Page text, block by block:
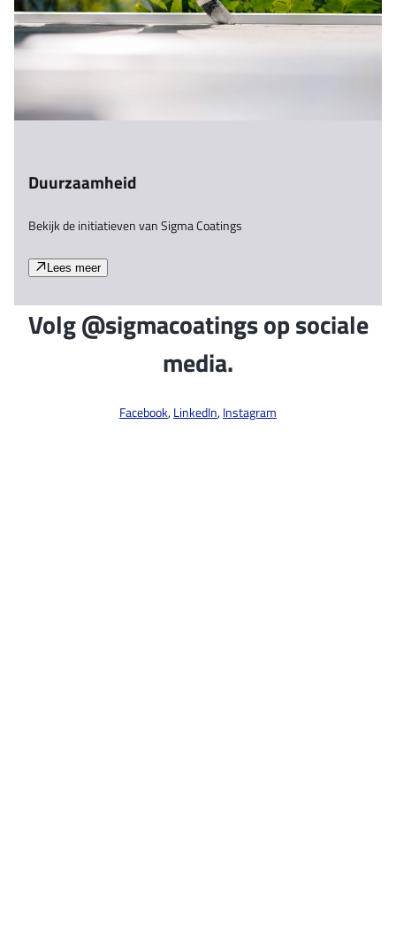
Duurzaamheid
Bekijk de initiatieven van Sigma Coatings
Lees meer
Volg @sigmacoatings op sociale
media.
Facebook,LinkedIn,Instagram